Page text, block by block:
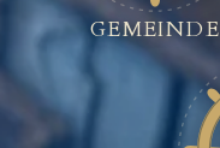
GEMEINDE